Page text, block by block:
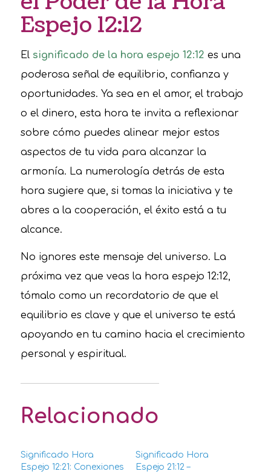
Espejo 12:12
El significado de la hora espejo 12:12 es una
poderosa señal de equilibrio, confianza y
oportunidades. Ya sea en el amor, el trabajo
o el dinero, esta hora te invita a reflexionar
sobre cómo puedes alinear mejor estos
aspectos de tu vida para alcanzar la
armonía. La numerología detrás de esta
hora sugiere que, si tomas la iniciativa y te
abres a la cooperación, el éxito está a tu
alcance.
No ignores este mensaje del universo. La
próxima vez que veas la hora espejo 12:12,
tómalo como un recordatorio de que el
equilibrio es clave y que el universo te está
apoyando en tu camino hacia el crecimiento
personal y espiritual.
Relacionado
Significado Hora
Espejo 12:21: Conexiones
Significado Hora
Espejo 21:12 –